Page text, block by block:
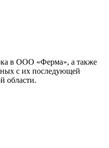
в ООО «Ферма», а также
с их последующей
области.